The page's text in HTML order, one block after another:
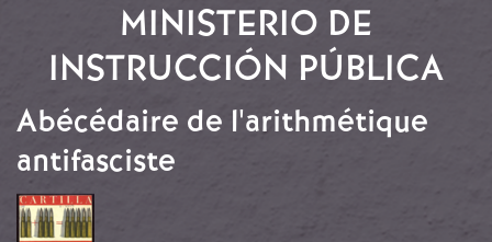
MINISTERIO DE
INSTRUCCIÓN PÚBLICA
Abécédaire de l'arithmétique
antifasciste
Image